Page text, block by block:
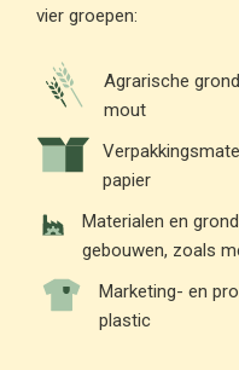
vier groepen:
Agrarische
mout
papier
Materialen en
gebouwen, zoals
Marketing- en
plastic